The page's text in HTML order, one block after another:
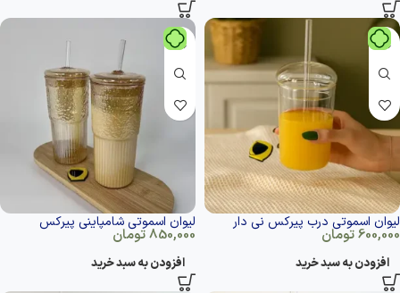
لیوان اسموتی درب پیرکس نی دار
600,000تومان
افزودن به سبد خرید
لیوان اسموتی شامپاینی پیرکس
850,000تومان
افزودن به سبد خرید